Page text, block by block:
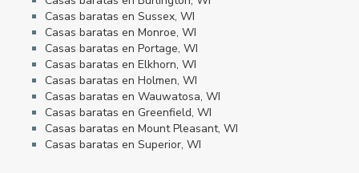
Casas baratas en Sussex, WI
Casas baratas en Monroe, WI
Casas baratas en Portage, WI
Casas baratas en Elkhorn, WI
Casas baratas en Holmen, WI
Casas baratas en Wauwatosa, WI
Casas baratas en Greenfield, WI
Casas baratas en Mount Pleasant, WI
Casas baratas en Superior, WI